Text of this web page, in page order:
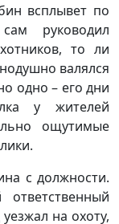
всплывет по
руководил
то ли
валялся
одно – его дни
у жителей
ощутимые
с должности.
на охоту,